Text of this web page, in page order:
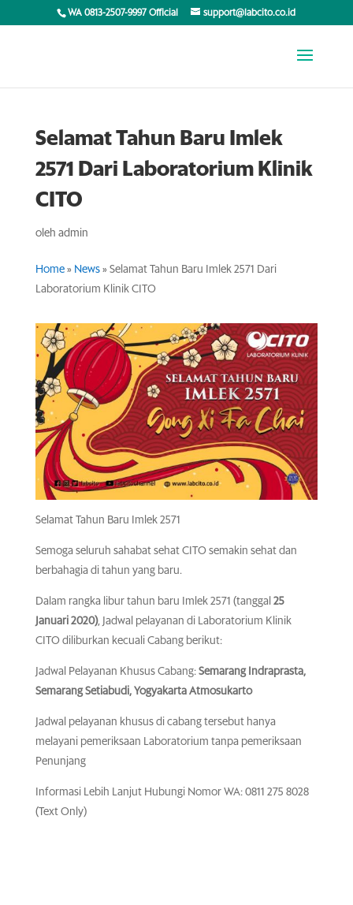
WA 0813-2507-9997 Official support@labcito.co.id
Selamat Tahun Baru Imlek
2571 Dari Laboratorium Klinik
CITO
oleh admin
Home» News» Selamat Tahun Baru Imlek 2571 Dari
Laboratorium Klinik CITO
Selamat Tahun Baru Imlek 2571
Semoga seluruh sahabat sehat CITO semakin sehat dan
berbahagia di tahun yang baru.
Dalam rangka libur tahun baru Imlek 2571 (tanggal 25
Januari 2020), Jadwal pelayanan di Laboratorium Klinik
CITO diliburkan kecuali Cabang berikut:
Jadwal Pelayanan Khusus Cabang: Semarang Indraprasta,
Semarang Setiabudi, Yogyakarta Atmosukarto
Jadwal pelayanan khusus di cabang tersebut hanya
melayani pemeriksaan Laboratorium tanpa pemeriksaan
Penunjang
Informasi Lebih Lanjut Hubungi Nomor WA: 0811 275 8028
(Text Only)